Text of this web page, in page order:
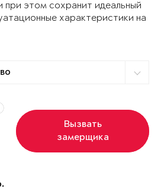
этом сохранит идеальный
характеристики на
Вызвать
замерщика